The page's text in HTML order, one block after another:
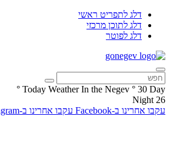
דלג לתפריט ראשי
דלג לתוכן מרכזי
דלג לפוטר
Today Weather In the Negev ° 30 Day
°
26
Night
עקבו אחרינו ב-Facebook
עקבו אחרינו ב-Instagram